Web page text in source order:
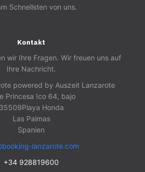
Schnellsten von uns.
Kontakt
wir Ihre Fragen. Wir freuen uns auf
Ihre Nachricht.
powered by Auszeit Lanzarote
Princesa Ico 64, bajo
35509Playa Honda
Las Palmas
Spanien
lanzarote.com
+34 928819600